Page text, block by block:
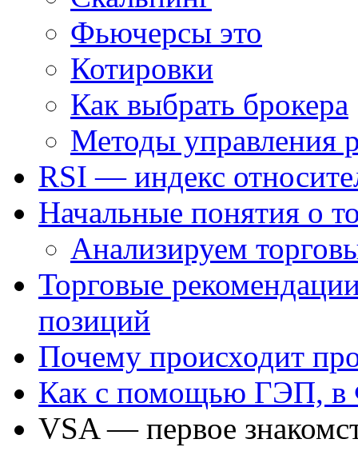
Фьючерсы это
Котировки
Как выбрать брокера
Методы управления
RSI — индекс
Начальные понятия о
Анализируем
Торговые
позиций
Почему происходит
Как с помощью ГЭП, в
VSA — первое